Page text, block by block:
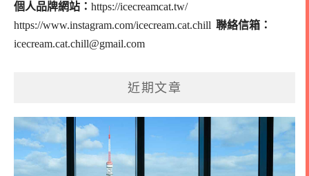
個人品牌網站： https://icecreamcat.tw/
https://www.instagram.com/icecream.cat.chill 聯絡信箱：
icecream.cat.chill@gmail.com
近期文章